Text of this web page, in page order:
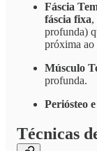
Fáscia
fáscia fixa,
profunda)
próxima ao
Músculo
profunda.
Periósteo
Técnicas